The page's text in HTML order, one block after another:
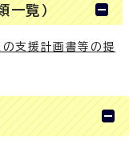
一覧）
支援計画書等の提